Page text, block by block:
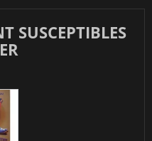
SUSCEPTIBLES